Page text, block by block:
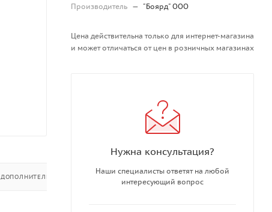
ДОПОЛНИТЕЛЬНО
Производитель — "Боярд" ООО
Цена действительна только для интернет-магазина
и может отличаться от цен в розничных магазинах
Нужна консультация?
Наши специалисты ответят на любой
интересующий вопрос